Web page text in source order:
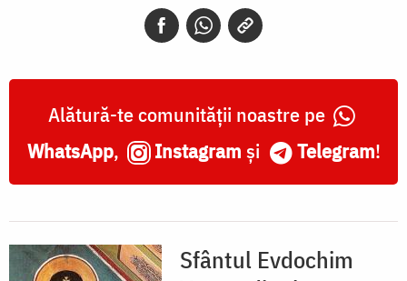
Alătură-te comunității noastre pe
WhatsApp, Instagram și Telegram!
Sfântul Evdochim